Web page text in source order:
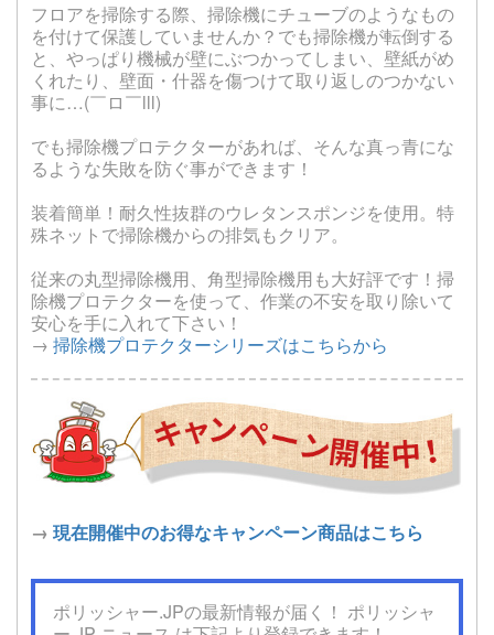
フロアを掃除する際、掃除機にチューブのようなもの
を付けて保護していませんか？でも掃除機が転倒する
と、やっぱり機械が壁にぶつかってしまい、壁紙がめ
くれたり、壁面・什器を傷つけて取り返しのつかない
事に…(￣ロ￣lll)
でも掃除機プロテクターがあれば、そんな真っ青にな
るような失敗を防ぐ事ができます！
装着簡単！耐久性抜群のウレタンスポンジを使用。特
殊ネットで掃除機からの排気もクリア。
従来の丸型掃除機用、角型掃除機用も大好評です！掃
除機プロテクターを使って、作業の不安を取り除いて
安心を手に入れて下さい！
→ 掃除機プロテクターシリーズはこちらから
→ 現在開催中のお得なキャンペーン商品はこちら
ポリッシャー.JPの最新情報が届く！ ポリッシャ